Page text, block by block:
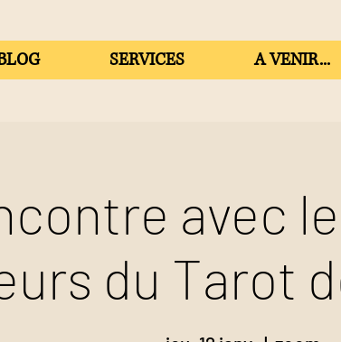
SERVICES A VENIR...
avec
du Tarot